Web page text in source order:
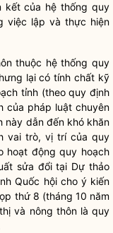
kết của hệ thống quy
việc lập và thực hiện
thuộc hệ thống quy
lại có tính chất kỹ
tỉnh (theo quy định
của pháp luật chuyên
này dẫn đến khó khăn
vai trò, vị trí của quy
hoạt động quy hoạch
sửa đổi tại Dự thảo
Quốc hộicho ý kiến
thứ 8 (tháng 10 năm
và nông thôn là quy